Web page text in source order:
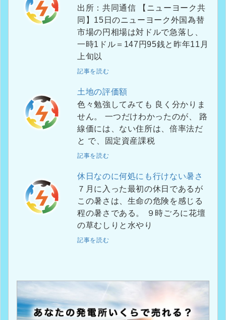
出所：共同通信 【ニューヨーク共
同】15日のニューヨーク外国為替
市場の円相場は対ドルで急落し、
一時1ドル＝147円95銭と昨年11月
上旬以
記事を読む
土地の評価額
色々勉強してみても 良く分かりま
せん。 一つだけわかったのが、 路
線価には、ない住所は、倍率法だ
と で、固定資産課税
記事を読む
休日なのに何処にも行けない暑さ
７月に入った最初の休日であるが
この暑さは、生命の危険を感じる
程の暑さである。 ９時ごろに花壇
の草むしりと水やり
記事を読む